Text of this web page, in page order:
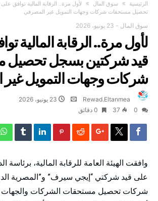
‫الرئيسية‬ سوق المال
لأول مرة.. الرقابة المالية توافق
تحصيل مستحقات شركات وجهات التمويل غير المصرفي
سوق المال - 23 يونيو، 2026
لأول مرة.. الرقابة المالية
قيد شركتين بسجل تحصيل
شركات وجهات التمويل
Rewad.Eltanmea
23 يونيو، 2026
37 0 ‫دقائق‬
وافقت الهيئة العامة للرقابة المالية، برئاسة
على قيد شركتي “إيجي سيرف” و”المصرية
شركات تحصيل مستحقات الشركات والجهات